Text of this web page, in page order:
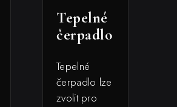
Tepelné
čerpadlo
Tepelné
čerpadlo lze
zvolit pro